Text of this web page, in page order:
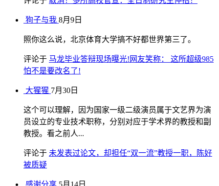
狗子与我 8月9日
照你这么说，北京体育大学搞不好都世界第三了。
评论于 马龙毕业答辩现场曝光!网友笑称： 这所超级985
怕不是要改名了!
大猩猩 7月30日
这个可以理解，因为国家一级二级演员属于文艺界为演
员设立的专业技术职称，分别对应于学术界的教授和副
教授。看之前人...
评论于 未发表过论文，却担任“双一流”教授一职，陈好
被质疑
感谢分享 5月14日